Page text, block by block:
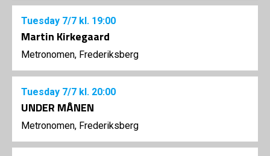
Tuesday 7/7 kl. 19:00
Martin Kirkegaard
Metronomen, Frederiksberg
Tuesday 7/7 kl. 20:00
UNDER MÅNEN
Metronomen, Frederiksberg